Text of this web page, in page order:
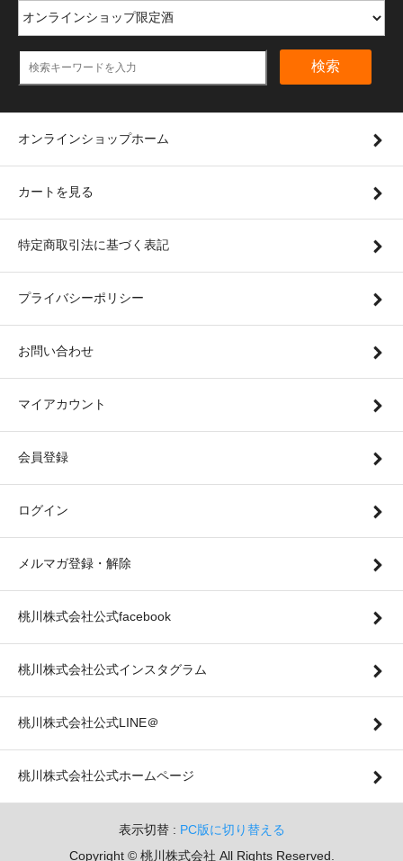
検索
オンラインショップホーム
カートを見る
特定商取引法に基づく表記
プライバシーポリシー
お問い合わせ
マイアカウント
会員登録
ログイン
メルマガ登録・解除
桃川株式会社公式facebook
桃川株式会社公式インスタグラム
桃川株式会社公式LINE＠
桃川株式会社公式ホームページ
表示切替 : PC版に切り替える
Copyright © 桃川株式会社 All Rights Reserved.